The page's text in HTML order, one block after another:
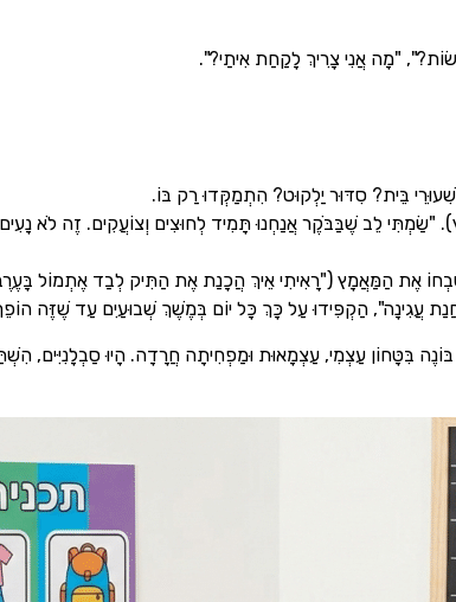
"מָה אֲנִי צָרִיךְ לָקַחַת אִיתַי?".
בֵּית? סִדּוּר יַלְקוּט? הִתְמַקְּדוּ רַק בּוֹ.
לֵב שֶׁבַּבֹּקֶר אֲנַחְנוּ תָּמִיד לְחוּצִים וְצוֹעֲקִים. זֶה לֹא
בִּטָּחוֹן עַצְמִי, עַצְמָאוּת וּמַפְחִיתָה חֲרָדָה. הָיוּ סַבְלָנִיִּים,